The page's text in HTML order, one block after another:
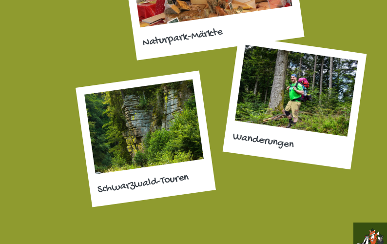
Naturpark-Märkte
Wanderungen
Schwarzwald-Touren